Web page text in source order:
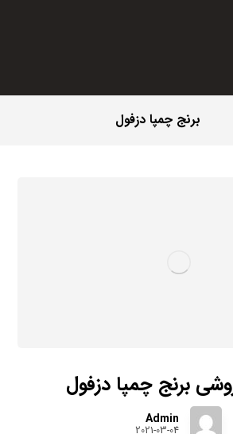
برنج چمپا دزفول
برنج چمپا دزفول
Admin